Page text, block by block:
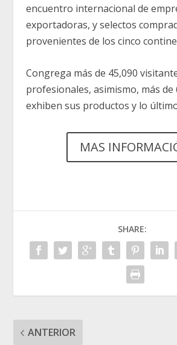
encuentro internacional de
exportadoras, y selectos
provenientes de los cinco
Congrega más de 45,090
profesionales, asimismo, más de
exhiben sus productos y lo
MAS
SHARE:
ANTERIOR